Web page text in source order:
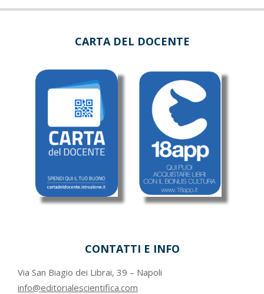
03-
CARTA DEL DOCENTE
CONTATTI E INFO
Via San Biagio dei Librai, 39 – Napoli
info@editorialescientifica.com